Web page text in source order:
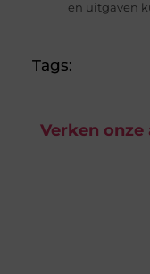
en uitgaven
Tags:
Verken onze